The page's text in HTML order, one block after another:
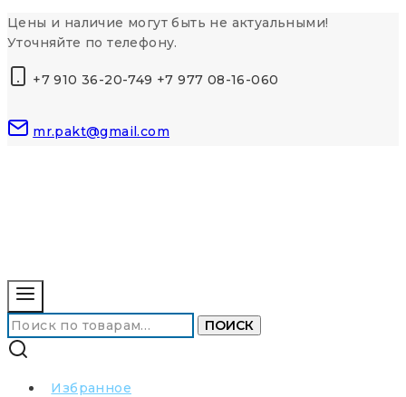
Перейти
к
Цены и наличие могут быть не актуальными!
Уточняйте по телефону.
+7 910 36-20-749 +7 977 08-16-060
mr.pakt@gmail.com
Искать: ПОИСК
Избранное